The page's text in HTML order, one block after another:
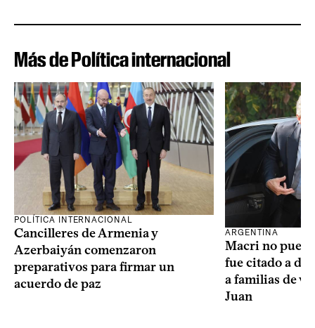
Más de Política internacional
POLÍTICA INTERNACIONAL
Cancilleres de Armenia y
Azerbaiyán comenzaron
preparativos para firmar un
acuerdo de paz
ARGENTINA
Macri no
fue citado a
a familias de
Juan